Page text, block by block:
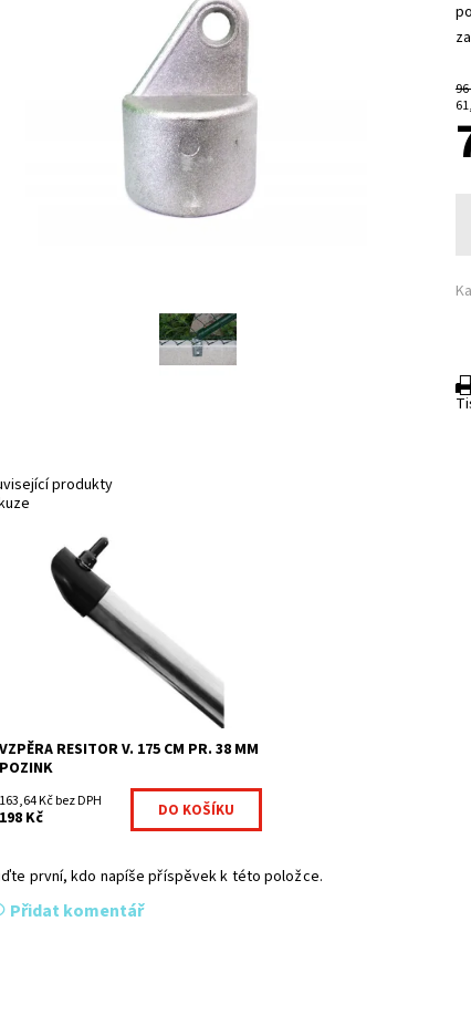
produkty
Vzpěry RESITOR POZINK jsou nutné při
montáži ke kruhovým
sloupkům pozinkovaným pro
montáž pletiva. povrchová úprava -
pozinkované Síla stěny...
Na centrálním skladě
7026658-133
Fence consulting
VZPĚRA RESITOR V. 175 CM PR. 38 MM
POZINK
163,64 Kč bez DPH
198 Kč
první, kdo napíše příspěvek k této položce.
Přidat komentář